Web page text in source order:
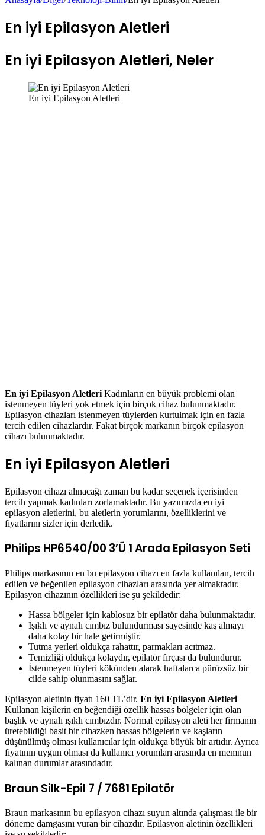
Anasayfa/ Diğer/Teknoloji-Bilim En iyi Epilasyon Aletleri
En iyi Epilasyon Aletleri, Neler
En iyi Epilasyon AletleriKadınların en büyük problemi olan
istenmeyen tüyleri yok etmek için birçok cihaz bulunmaktadır.
Epilasyon cihazları istenmeyen tüylerden kurtulmak için en fazla
cihazı bulunmaktadır.
En iyi Epilasyon Aletleri
Epilasyon cihazı alınacağı zaman bu kadar seçenek içerisinden
tercih yapmak kadınları zorlamaktadır. Bu yazımızda en iyi
fiyatlarını sizler için derledik.
Philips HP6540/00 3’Ü 1 Arada Epilasyon Seti
Philips markasının en bu epilasyon cihazı en fazla kullanılan, tercih
Epilasyon cihazının özellikleri ise şu şekildedir:
Hassa bölgeler için kablosuz bir epilatör daha bulunmaktadır.
Işıklı ve aynalı cımbız bulundurması sayesinde kaş almayı
daha kolay bir hale getirmiştir.
Tutma yerleri oldukça rahattır, parmakları acıtmaz.
Temizliği oldukça kolaydır, epilatör fırçası da bulundurur.
cilde sahip olunmasını sağlar.
Epilasyon aletinin fiyatı 160 TL’dir.En iyi Epilasyon Aletleri
Kullanan kişilerin en beğendiği özellik hassas bölgeler için olan
başlık ve aynalı ışıklı cımbızdır. Normal epilasyon aleti her firmanın
üretebildiği basit bir cihazken hassas bölgelerin ve kaşların
düşünülmüş olması kullanıcılar için oldukça büyük bir artıdır. Ayrıca
kalınan durumlar arasındadır.
Braun Silk-Epil 7 / 7681 Epilatör